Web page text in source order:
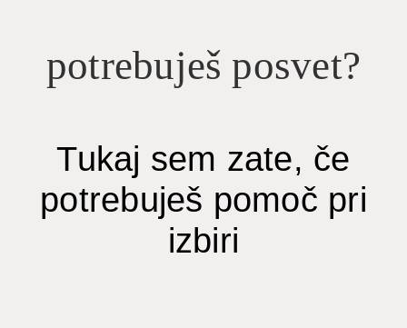
potrebuješ posvet?
Tukaj sem zate, če
potrebuješ pomoč pri
izbiri